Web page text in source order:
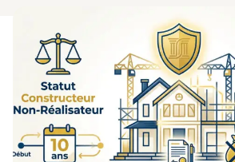
marché en quelques clics
Comparer maintenant
Simuler mon crédit